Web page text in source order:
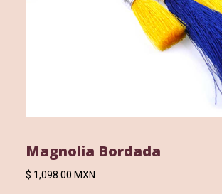
Magnolia Bordada
$ 1,098.00 MXN